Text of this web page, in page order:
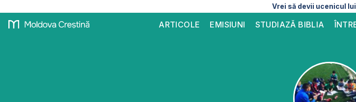
Vrei să devii ucenicul
ARTICOLE EMISIUNI STUDIAZĂ BIBLIA